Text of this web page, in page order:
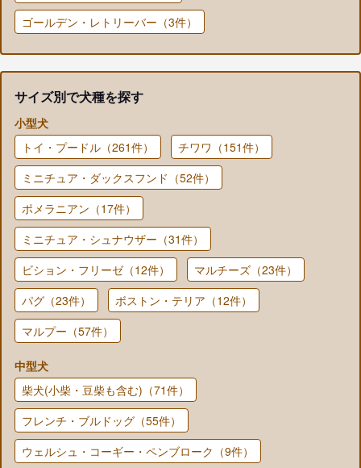
ゴールデン・レトリーバー（3件）
サイズ別で犬種を探す
小型犬
トイ・プードル（261件）
チワワ（151件）
ミニチュア・ダックスフンド（52件）
ポメラニアン（17件）
ミニチュア・シュナウザー（31件）
ビション・フリーゼ（12件）
マルチーズ（23件）
パグ（23件）
ボストン・テリア（12件）
マルプー（57件）
中型犬
柴犬(小柴・豆柴も含む)（71件）
フレンチ・ブルドッグ（55件）
ウェルシュ・コーギー・ペンブローク（9件）